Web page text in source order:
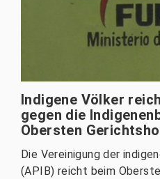
Indigene Völker
gegen die
Obersten
Die Vereinigung der
(APIB) reicht beim